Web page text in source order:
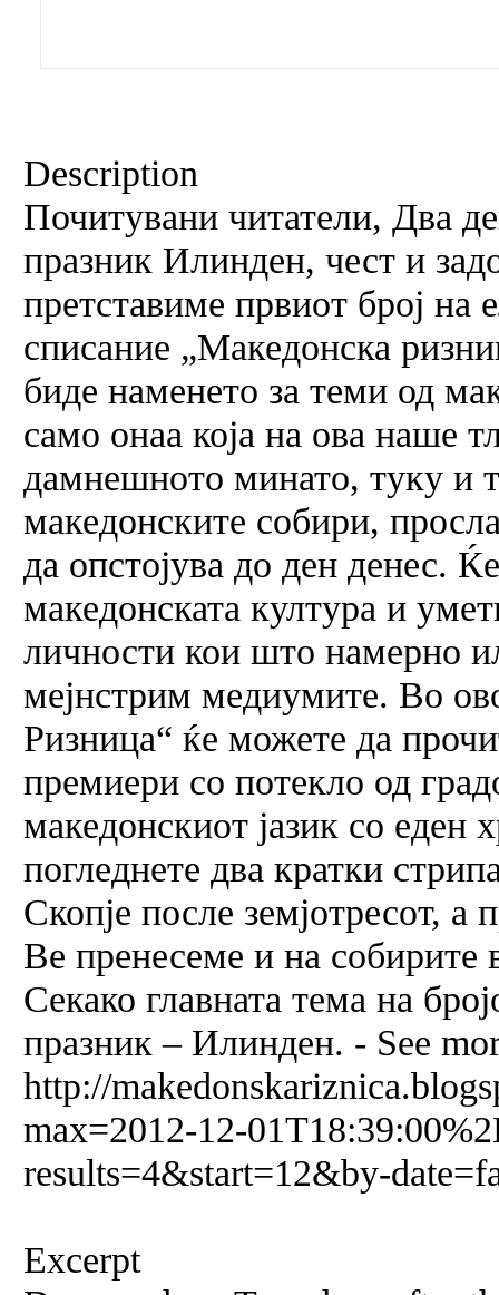
Description
Почитувани читатели, Два
празник Илинден, чест и
претставиме првиот број на
списание „Македонска
биде наменето за теми од
само онаа која на ова наше
дамнешното минато, туку и
македонските собири,
да опстојува до ден денес.
македонската култура и
личности кои што намерно
мејнстрим медиумите. Во
Ризница“ ќе можете да
премиери со потекло од
македонскиот јазик со еден
погледнете два кратки
Скопје после земјотресот, а
Ве пренесеме и на собирите
Секако главната тема на
празник – Илинден. - See
http://
max=2012-12-
results=4&start=12&by-
Excerpt